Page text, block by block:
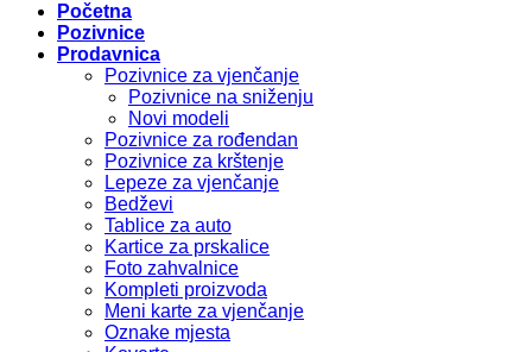
Početna
Pozivnice
Prodavnica
Pozivnice za vjenčanje
Pozivnice na sniženju
Novi modeli
Pozivnice za rođendan
Pozivnice za krštenje
Lepeze za vjenčanje
Bedževi
Tablice za auto
Kartice za prskalice
Foto zahvalnice
Kompleti proizvoda
Meni karte za vjenčanje
Oznake mjesta